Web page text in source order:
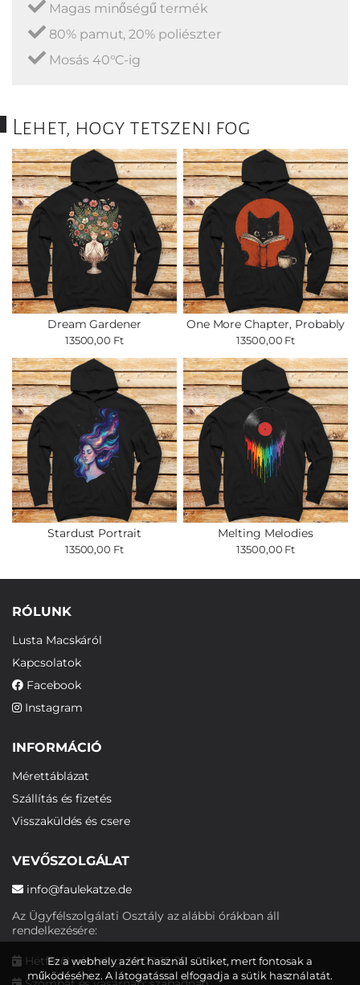
Magas minőségű termék
80% pamut, 20% poliészter
Mosás 40°C-ig
Lehet, hogy tetszeni fog
Dream Gardener
13500,00 Ft
One More Chapter, Probably
13500,00 Ft
Stardust Portrait
13500,00 Ft
Melting Melodies
13500,00 Ft
RÓLUNK
Lusta Macskáról
Kapcsolatok
Facebook
Instagram
INFORMÁCIÓ
Mérettáblázat
Szállítás és fizetés
Visszaküldés és csere
VEVŐSZOLGÁLAT
info@faulekatze.de
Az Ügyfélszolgálati Osztály az alábbi órákban áll
rendelkezésére:
Hétfőtől péntekig: 10:00-19:00
Ez a webhely azért használ sütiket, mert fontosak a
működéséhez. A látogatással elfogadja a sütik használatát.